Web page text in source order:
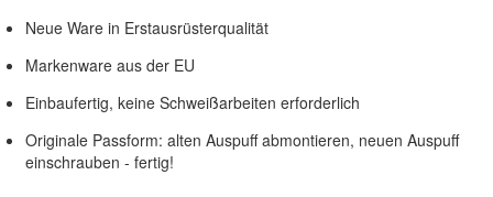
Neue Ware in Erstausrüsterqualität
Markenware aus der EU
Einbaufertig, keine Schweißarbeiten erforderlich
Originale Passform: alten Auspuff abmontieren, neuen Auspuff
einschrauben - fertig!